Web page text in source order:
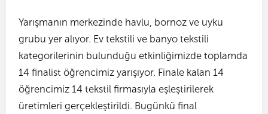
Yarışmanın merkezinde havlu, bornoz ve uyku
grubu yer alıyor. Ev tekstili ve banyo tekstili
kategorilerinin bulunduğu etkinliğimizde toplamda
14 finalist öğrencimiz yarışıyor. Finale kalan 14
öğrencimiz 14 tekstil firmasıyla eşleştirilerek
üretimleri gerçekleştirildi. Bugünkü final